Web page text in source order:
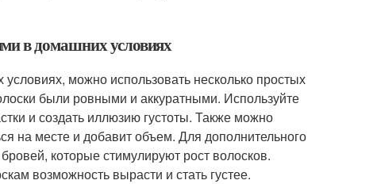
в домашних условиях
можно использовать несколько простых
были ровными и аккуратными. Используйте
и создать иллюзию густоты. Также можно
на месте и добавит объем. Для дополнительного
которые стимулируют рост волосков.
возможность вырасти и стать густее.